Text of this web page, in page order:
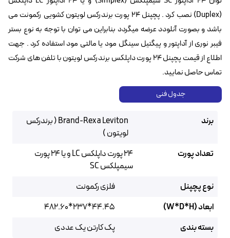
(Duplex) نصب کرد . پچپنل ۲۴ پورت برندرکس لویتون کشویی رکمونت می
باشد و بصورت آنلودد عرضه میگردد بنابراین می توان با توجه به نوع بستر
فیبر نوری از آداپتور و پیگتیل سینگل مود یا مالتی مود استفاده کرد . جهت
اطلاع از قیمت پچپنل ۲۴ پورت داپلکس برندرکس لویتون با تلفن های شرکت
تماس حاصل نمایید.
جدول فنی
برند
Brand-Rex a Leviton ( برندرکس
لویتون )
تعداد پورت
24 پورت داپلکس LC و یا ۲۴ پورت
سیمپلکس SC
نوع پچپنل
فلزی رکمونت
ابعاد (W*D*H)
44.45*237*482.60
بسته بندی
پک کارتن یک عددی